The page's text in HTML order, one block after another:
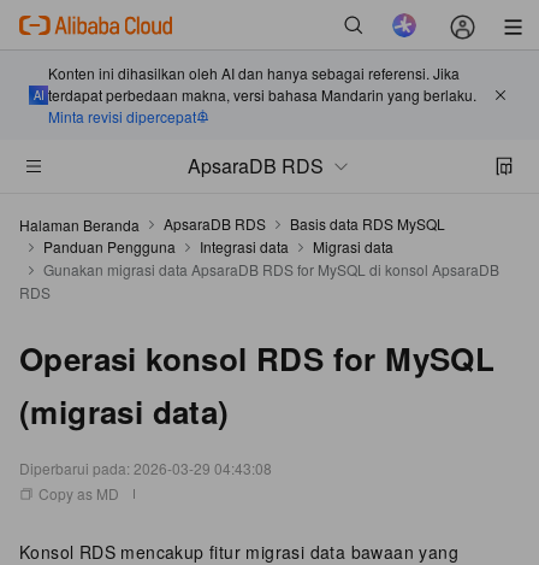
Konten ini dihasilkan oleh AI dan hanya sebagai referensi. Jika
terdapat perbedaan makna, versi bahasa Mandarin yang berlaku.
Minta revisi dipercepat
ApsaraDB RDS
Halaman Beranda ApsaraDB RDS
Basis data RDS MySQL
Panduan Pengguna
Integrasi data
Migrasi data
Gunakan migrasi data ApsaraDB RDS for MySQL di konsol ApsaraDB
RDS
Operasi konsol RDS for MySQL
(migrasi data)
Diperbarui pada: 2026-03-29 04:43:08
Copy as MD
Konsol RDS mencakup fitur migrasi data bawaan yang